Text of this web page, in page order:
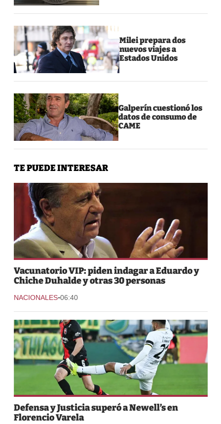
Milei prepara dos
nuevos viajes a
Estados Unidos
Galperín cuestionó los
datos de consumo de
CAME
TE PUEDE INTERESAR
Vacunatorio VIP: piden indagar a Eduardo y
Chiche Duhalde y otras 30 personas
NACIONALES-06:40
Defensa y Justicia superó a Newell’s en
Florencio Varela